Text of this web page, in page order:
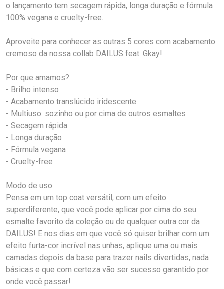
o lançamento tem secagem rápida, longa duração e fórmula
100% vegana e cruelty-free.
Aproveite para conhecer as outras 5 cores com acabamento
cremoso da nossa collab DAILUS feat. Gkay!
Por que amamos?
- Brilho intenso
- Acabamento translúcido iridescente
- Multiuso: sozinho ou por cima de outros esmaltes
- Secagem rápida
- Longa duração
- Fórmula vegana
- Cruelty-free
Modo de uso
Pensa em um top coat versátil, com um efeito
superdiferente, que você pode aplicar por cima do seu
esmalte favorito da coleção ou de qualquer outra cor da
DAILUS! E nos dias em que você só quiser brilhar com um
efeito furta-cor incrível nas unhas, aplique uma ou mais
camadas depois da base para trazer nails divertidas, nada
básicas e que com certeza vão ser sucesso garantido por
onde você passar!